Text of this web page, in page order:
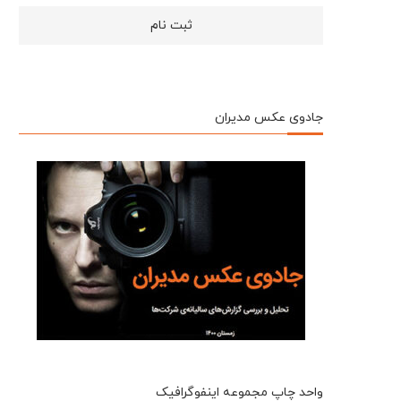
جادوی عکس مدیران
واحد چاپ مجموعه اینفوگرافیک